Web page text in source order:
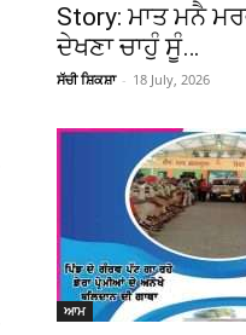
Story: ਮਾਤ ਮਨੈ
ਦੇਖਣਾ ਚਾਹੁੰ ਸੂੰ…
ਸੱਚੀ ਸ਼ਿਕਸ਼ਾ - 18 July, 2026
ਆਮ